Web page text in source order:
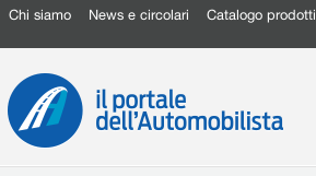
Chi siamo News e circolari Catalogo prodotti